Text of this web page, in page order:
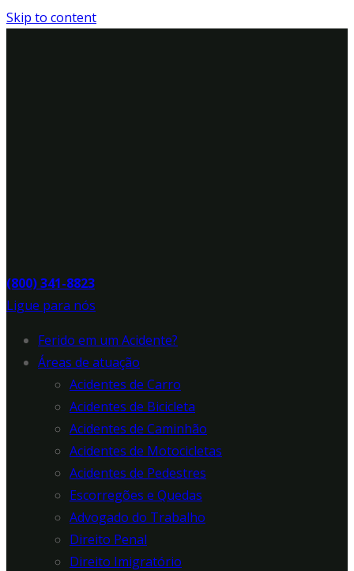
Skip to content
(800) 341-8823
Ligue para nós
Ferido em um Acidente?
Áreas de atuação
Acidentes de Carro
Acidentes de Bicicleta
Acidentes de Caminhão
Acidentes de Motocicletas
Acidentes de Pedestres
Escorregões e Quedas
Advogado do Trabalho
Direito Penal
Direito Imigratório